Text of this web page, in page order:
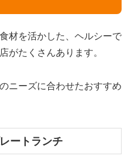
材を活かした、ヘルシーで
がたくさんあります。
ニーズに合わせたおすすめ
ートランチ